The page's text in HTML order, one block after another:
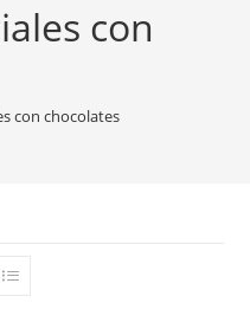
con
con chocolates